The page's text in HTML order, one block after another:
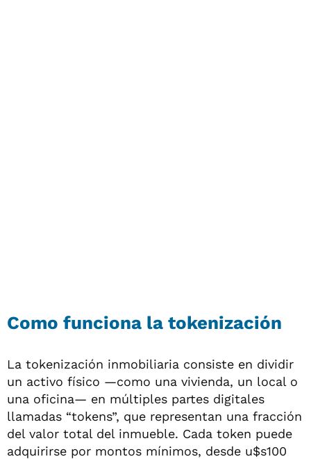
Como funciona la tokenización
La tokenización inmobiliaria consiste en dividir
un activo físico —como una vivienda, un local o
una oficina— en múltiples partes digitales
llamadas “tokens”, que representan una fracción
del valor total del inmueble. Cada token puede
adquirirse por montos mínimos, desde u$s100